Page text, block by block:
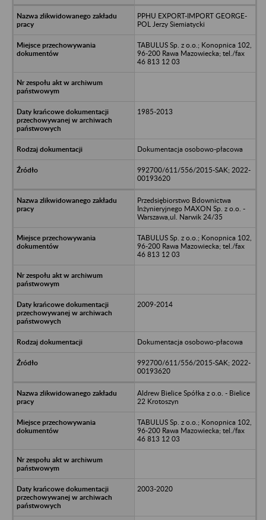
PPHU EXPORT-IMPORT GEORGE-
POL Jerzy Siemiatycki
TABULUS Sp. z o.o.; Konopnica 102,
96-200 Rawa Mazowiecka; tel./fax
46 813 12 03
1985-2013
Dokumentacja osobowo-płacowa
992700/611/556/2015-SAK; 2022-
00193620
Przedsiębiorstwo Bdownictwa
Inżynieryjnego MAXON Sp. z o.o. -
Warszawa,ul. Narwik 24/35
TABULUS Sp. z o.o.; Konopnica 102,
96-200 Rawa Mazowiecka; tel./fax
46 813 12 03
2009-2014
Dokumentacja osobowo-płacowa
992700/611/556/2015-SAK; 2022-
00193620
Aldrew Bielice Spółka z o.o. - Bielice
22 Krotoszyn
TABULUS Sp. z o.o.; Konopnica 102,
96-200 Rawa Mazowiecka; tel./fax
46 813 12 03
2003-2020